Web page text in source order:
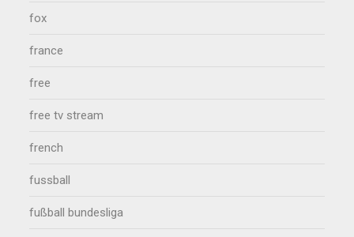
fox
france
free
free tv stream
french
fussball
fußball bundesliga